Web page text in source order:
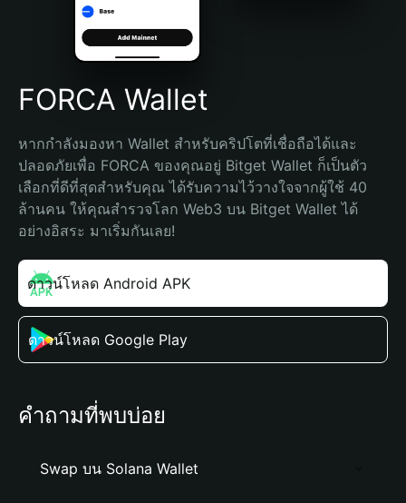
Português (Brasil)
Español (Argentina)
FORCA Wallet
หากกำลังมองหา Wallet สำหรับคริปโตที่เชื่อถือได้และ
ปลอดภัยเพื่อ FORCA ของคุณอยู่ Bitget Wallet ก็เป็นตัว
เลือกที่ดีที่สุดสำหรับคุณ ได้รับความไว้วางใจจากผู้ใช้ 40
ล้านคน ให้คุณสำรวจโลก Web3 บน Bitget Wallet ได้
อย่างอิสระ มาเริ่มกันเลย!
ดาวน์โหลด Android APK
ดาวน์โหลด Google Play
คำถามที่พบบ่อย
Swap บน Solana Wallet